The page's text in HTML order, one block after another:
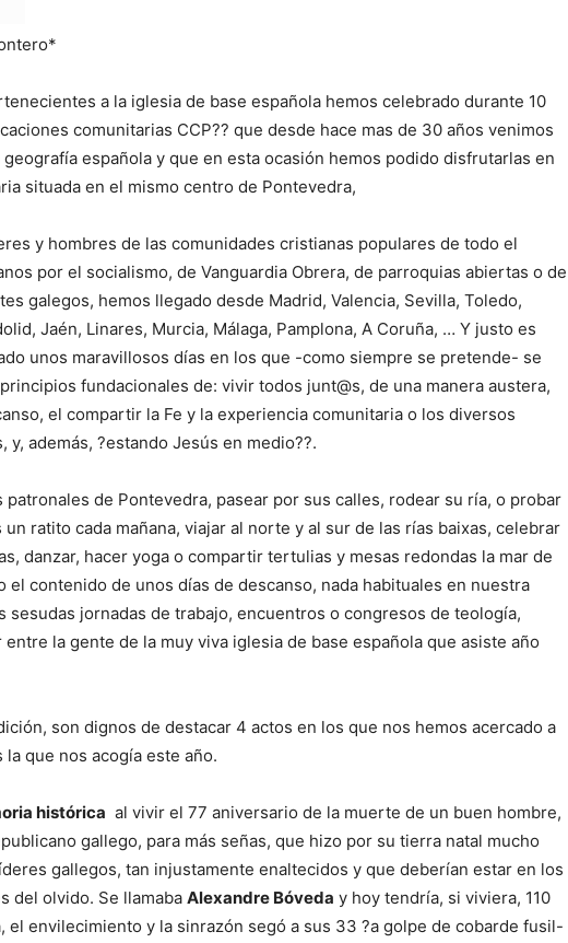
a la iglesia de base española hemos celebrado durante 10
comunitarias CCP?? que desde hace mas de 30 años venimos
española y que en esta ocasión hemos podido disfrutarlas en
situada en el mismo centro de Pontevedra,
y hombres de las comunidades cristianas populares de todo el
por el socialismo, de Vanguardia Obrera, de parroquias abiertas o de
galegos, hemos llegado desde Madrid, Valencia, Sevilla, Toledo,
Jaén, Linares, Murcia, Málaga, Pamplona, A Coruña, … Y justo es
unos maravillosos días en los que -como siempre se pretende- se
fundacionales de: vivir todos junt@s, de una manera austera,
el compartir la Fe y la experiencia comunitaria o los diversos
además, ?estando Jesús en medio??.
de Pontevedra, pasear por sus calles, rodear su ría, o probar
ratito cada mañana, viajar al norte y al sur de las rías baixas, celebrar
danzar, hacer yoga o compartir tertulias y mesas redondas la mar de
el contenido de unos días de descanso, nada habituales en nuestra
sesudas jornadas de trabajo, encuentros o congresos de teología,
la gente de la muy viva iglesia de base española que asiste año
son dignos de destacar 4 actos en los que nos hemos acercado a
que nos acogía este año.
histórica al vivir el 77 aniversario de la muerte de un buen hombre,
gallego, para más señas, que hizo por su tierra natal mucho
gallegos, tan injustamente enaltecidos y que deberían estar en los
del olvido. Se llamaba Alexandre Bóveda y hoy tendría, si viviera, 110
el envilecimiento y la sinrazón segó a sus 33 ?a golpe de cobarde fusil-